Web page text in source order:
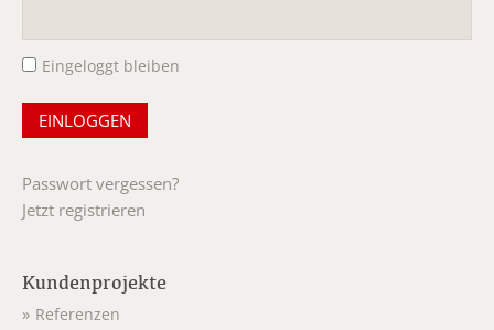
Eingeloggt bleiben
Passwort vergessen?
Jetzt registrieren
Kundenprojekte
Referenzen